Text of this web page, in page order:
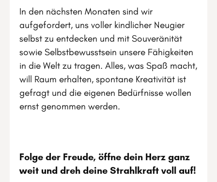
In den nächsten Monaten sind wir
aufgefordert, uns voller kindlicher Neugier
selbst zu entdecken und mit Souveränität
sowie Selbstbewusstsein unsere Fähigkeiten
in die Welt zu tragen. Alles, was Spaß macht,
will Raum erhalten, spontane Kreativität ist
gefragt und die eigenen Bedürfnisse wollen
ernst genommen werden.
Folge der Freude, öffne dein Herz ganz
weit und dreh deine Strahlkraft voll auf!